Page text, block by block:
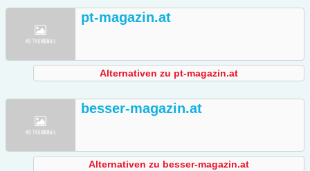
pt-magazin.at
Alternativen zu pt-magazin.at
besser-magazin.at
Alternativen zu besser-magazin.at